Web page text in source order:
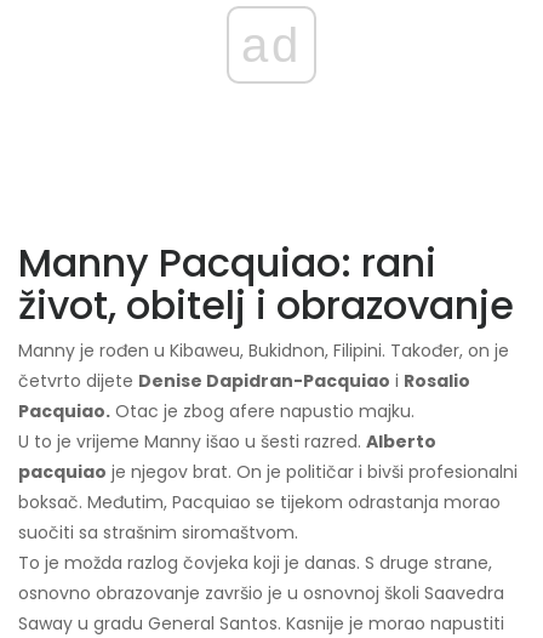
ad
Manny Pacquiao: rani
život, obitelj i obrazovanje
Manny je rođen u Kibaweu, Bukidnon, Filipini. Također, on je
četvrto dijete Denise Dapidran-Pacquiao i Rosalio
Pacquiao. Otac je zbog afere napustio majku.
U to je vrijeme Manny išao u šesti razred. Alberto
pacquiao je njegov brat. On je političar i bivši profesionalni
boksač. Međutim, Pacquiao se tijekom odrastanja morao
suočiti sa strašnim siromaštvom.
To je možda razlog čovjeka koji je danas. S druge strane,
osnovno obrazovanje završio je u osnovnoj školi Saavedra
Saway u gradu General Santos. Kasnije je morao napustiti